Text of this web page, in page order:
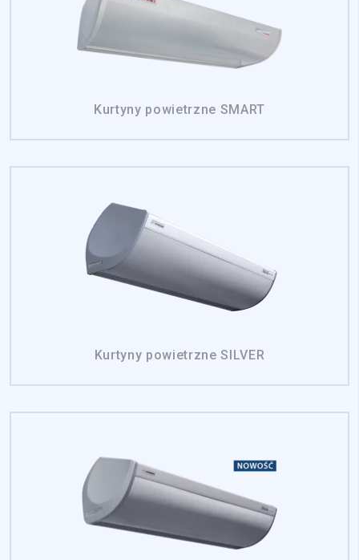
Kurtyny powietrzne SMART
Kurtyny powietrzne SILVER